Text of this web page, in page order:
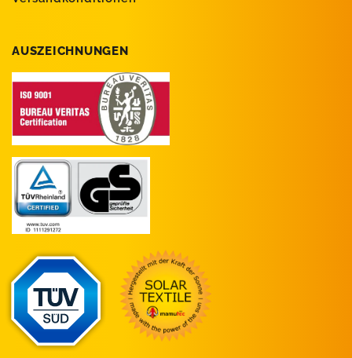
AUSZEICHNUNGEN